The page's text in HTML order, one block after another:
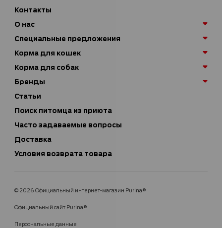
Контакты
О нас
Специальные предложения
Корма для кошек
Корма для собак
Бренды
Статьи
Поиск питомца из приюта
Часто задаваемые вопросы
Доставка
Условия возврата товара
© 2026 Официальный интернет-магазин Purina®
Официальный сайт Purina®
Персональные данные